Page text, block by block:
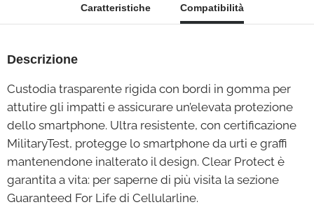
Caratteristiche Compatibilità
Descrizione
Custodia trasparente rigida con bordi in gomma per
attutire gli impatti e assicurare un’elevata protezione
dello smartphone. Ultra resistente, con certificazione
MilitaryTest, protegge lo smartphone da urti e graffi
mantenendone inalterato il design. Clear Protect è
garantita a vita: per saperne di più visita la sezione
Guaranteed For Life di Cellularline.